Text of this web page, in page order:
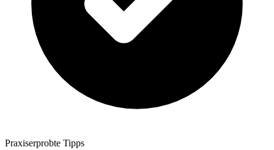
Praxiserprobte Tipps